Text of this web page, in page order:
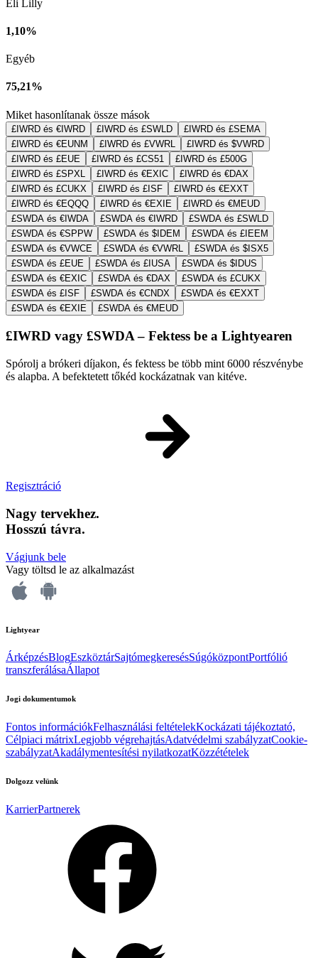
Eli Lilly
1,10%
Egyéb
75,21%
Miket hasonlítanak össze mások
£IWRD és €IWRD £IWRD és £SWLD
£IWRD és £SEMA
£IWRD és €EUNM
£IWRD és £VWRL
£IWRD és $VWRD
£IWRD és £EUE
£IWRD és £CS51
£IWRD és £500G
£IWRD és £SPXL
£IWRD és €EXIC
£IWRD és €DAX
£IWRD és £CUKX
£IWRD és £ISF
£IWRD és €EXXT
£IWRD és €EQQQ
£IWRD és €EXIE
£IWRD és €MEUD
£SWDA és €IWDA
£SWDA és €IWRD
£SWDA és £SWLD
£SWDA és €SPPW
£SWDA és $IDEM
£SWDA és £IEEM
£SWDA és €VWCE
£SWDA és €VWRL
£SWDA és $ISX5
£SWDA és £EUE
£SWDA és £IUSA
£SWDA és $IDUS
£SWDA és €EXIC
£SWDA és €DAX
£SWDA és £CUKX
£SWDA és £ISF
£SWDA és €CNDX
£SWDA és €EXXT
£SWDA és €EXIE
£SWDA és €MEUD
£IWRD vagy £SWDA – Fektess be a Lightyearen
Spórolj a brókeri díjakon, és fektess be több mint 6000 részvénybe
és alapba. A befektetett tőkéd kockázatnak van kitéve.
Regisztráció
Nagy tervekhez.
Hosszú távra.
Vágjunk bele
Vagy töltsd le az alkalmazást
Lightyear
ÁrképzésBlogEszköztárSajtómegkeresésSúgóközpontPortfólió
transzferálásaÁllapot
Jogi dokumentumok
Fontos információkFelhasználási feltételekKockázati tájékoztató,
Célpiaci mátrixLegjobb végrehajtásAdatvédelmi szabályzatCookie-
szabályzatAkadálymentesítési nyilatkozatKözzétételek
Dolgozz velünk
KarrierPartnerek